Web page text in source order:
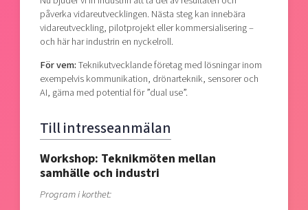
påverka vidareutvecklingen. Nästa steg kan innebära
vidareutveckling, pilotprojekt eller kommersialisering –
och här har industrin en nyckelroll.
För vem:Teknikutvecklande företag med lösningar inom
exempelvis kommunikation, drönarteknik, sensorer och
AI, gärna med potential för ”dual use”.
Till intresseanmälan
Workshop: Teknikmöten mellan
samhälle och industri
Program i korthet: